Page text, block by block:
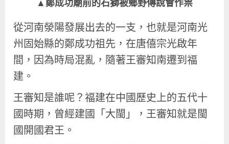
▲鄭成功廟前的石獅被鄉野傳說會作祟
從河南滎陽發展出去的一支，也就是河南光
州固始縣的鄭成功祖先，在唐僖宗光啟年
間，因為時局混亂，隨著王審知南遷到福
建。
王審知是誰呢？福建在中國歷史上的五代十
國時期，曾經建國「大閩」，王審知就是閩
國開國君王。